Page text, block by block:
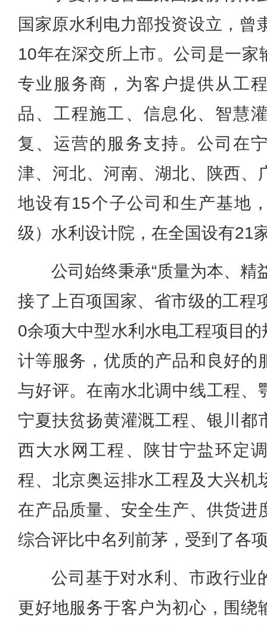
国家原水利电力部投资设立，曾
10年在深交所上市。公司是一家
专业服务商，为客户提供从工
品、工程施工、信息化、智慧
复、运营的服务支持。 公司在
津、河北、河南、湖北、陕西、
地设有15个子公司和生产基地
级）水利设计院，在全国设有21
公司始终秉承“质量为本、精
接了上百项国家、省市级的工程
0余项大中型水利水电工程项目
计等服务，优质的产品和良好的
与好评。在南水北调中线工程、
宁夏扶贫扬黄灌溉工程、银川都
西大水网工程、陕甘宁盐环定
程、北京奥运排水工程及大兴机
在产品质量、安全生产、供货进
综合评比中名列前茅，受到了各
公司基于对水利、市政行业
更好地服务于客户为初心，围绕